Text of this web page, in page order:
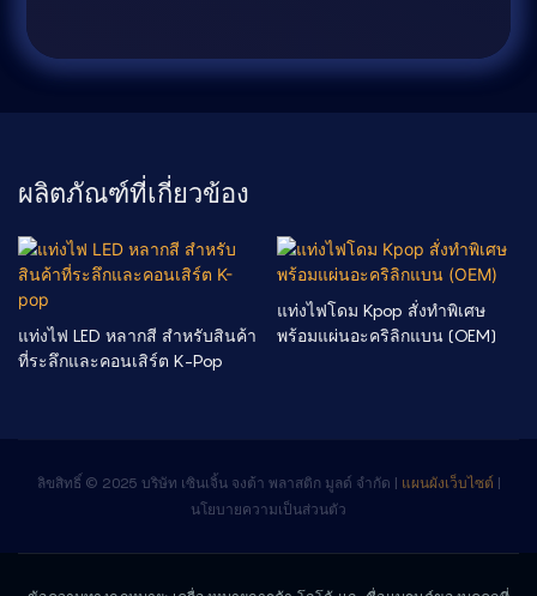
ผลิตภัณฑ์ที่เกี่ยวข้อง
แท่งไฟ LED หลากสี สำหรับสินค้า
ที่ระลึกและคอนเสิร์ต K-Pop
แท่งไฟโดม Kpop สั่งทำพิเศษ
พร้อมแผ่นอะคริลิกแบน (OEM)
ลิขสิทธิ์ © 2025 บริษัท เซินเจิ้น จงต้า พลาสติก มูลด์ จำกัด | แผนผังเว็บไซต์ |
นโยบายความเป็นส่วนตัว